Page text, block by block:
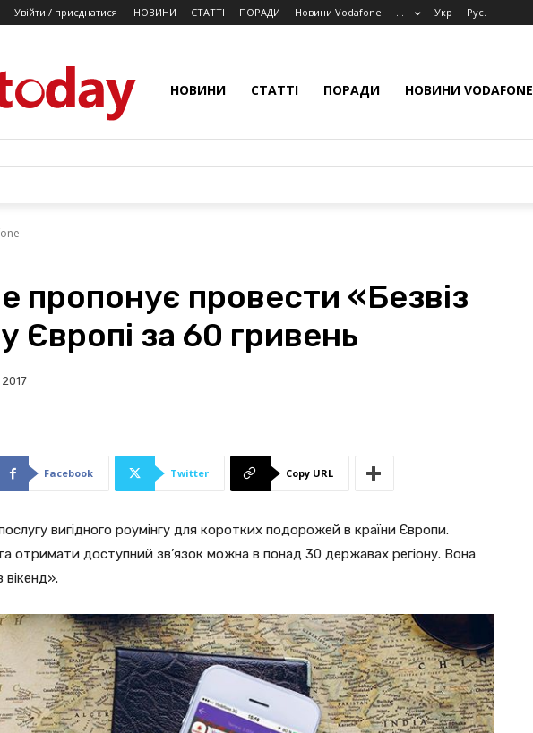
Увійти / приєднатися НОВИНИ СТАТТІ ПОРАДИ Новини Vodafone . . . Укр Рус.
НОВИНИ СТАТТІ ПОРАДИ НОВИНИ VODAFONE
пропонує провести «Безвіз
Європі за 60 гривень
Facebook Twitter Copy URL
вигідного роумінгу для коротких подорожей в країни Європи.
отримати доступний зв’язок можна в понад 30 державах регіону. Вона
вікенд».